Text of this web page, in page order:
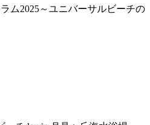
ム2025～ユニバーサルビーチの